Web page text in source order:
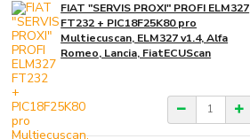
FIAT "SERVIS PROXI" PROFI ELM327
FT232 + PIC18F25K80 pro
Multiecuscan, ELM327 v1.4, Alfa
Romeo, Lancia, FiatECUScan